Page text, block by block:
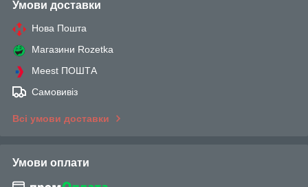
Умови доставки
Нова Пошта
Магазини Rozetka
Meest ПОШТА
Самовивіз
Всі умови доставки
Умови оплати